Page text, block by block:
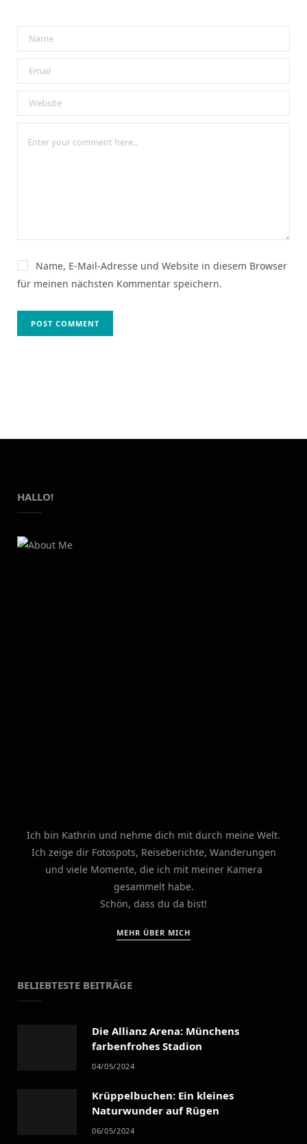
Name, E-Mail-Adresse und Website in diesem Browser
für meinen nächsten Kommentar speichern.
HALLO!
Ich bin Kathrin und nehme dich mit durch meine Welt.
Ich zeige dir Fotospots, Reiseberichte, Wanderungen
und viele Momente, die ich mit meiner Kamera
gesammelt habe.
Schön, dass du da bist!
MEHR ÜBER MICH
BELIEBTESTE BEITRÄGE
Die Allianz Arena: Münchens
farbenfrohes Stadion
04/05/2024
Krüppelbuchen: Ein kleines
Naturwunder auf Rügen
06/05/2024